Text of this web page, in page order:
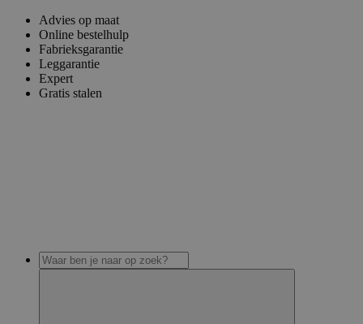
Advies op maat
Online bestelhulp
Fabrieksgarantie
Leggarantie
Expert
Gratis stalen